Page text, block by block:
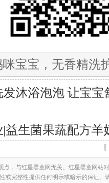
宝宝，无香精洗
沐浴泡泡 让宝
|益生菌果蔬配方羊
点，与红星婴童网无关。红星婴童网站
或完整性提供任何明示或暗示的保证。